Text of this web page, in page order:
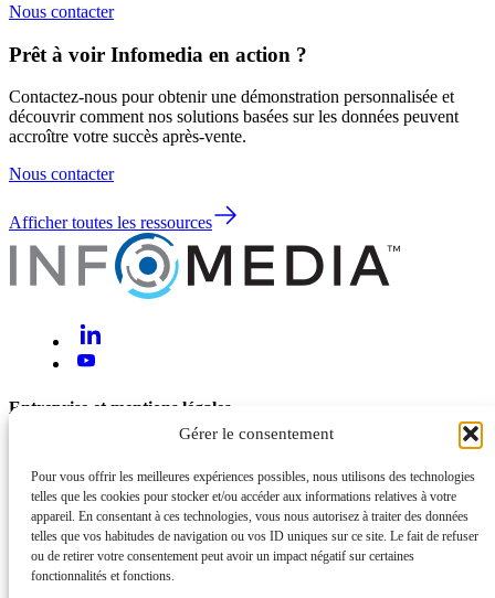
Gérer le consentement
Pour vous offrir les meilleures expériences possibles, nous utilisons des technologies
telles que les cookies pour stocker et/ou accéder aux informations relatives à votre
appareil. En consentant à ces technologies, vous nous autorisez à traiter des données
telles que vos habitudes de navigation ou vos ID uniques sur ce site. Le fait de refuser
ou de retirer votre consentement peut avoir un impact négatif sur certaines
fonctionnalités et fonctions.
Nous contacter
Prêt à voir Infomedia en action ?
Contactez-nous pour obtenir une démonstration personnalisée et
découvrir comment nos solutions basées sur les données peuvent
accroître votre succès après-vente.
Nous contacter
Afficher toutes les ressources
Entreprise et mentions légales
Nous contacter
Aide et assistance
Mentions légales et confidentialité
Cybersécurité et sécurité de l’information